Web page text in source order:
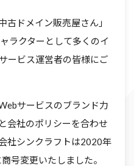
古ドメイン販売屋さん」
ラクターとして多くのイ
ービス運営者の皆様にご
サービスのブランド力
会社のポリシーを合わせ
社シンクラフトは2020年
号変更いたしました。